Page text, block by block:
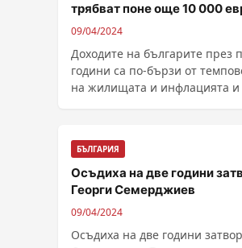
трябват поне още 10 000
09/04/2024
Доходите на българите през
години са по-бързи от
на жилищата и инфлацията и
БЪЛГАРИЯ
Осъдиха на две години
Георги Семерджиев
09/04/2024
Осъдиха на две години